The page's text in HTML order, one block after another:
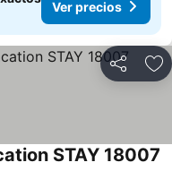
Ver precios
Compartir
STAY 18007